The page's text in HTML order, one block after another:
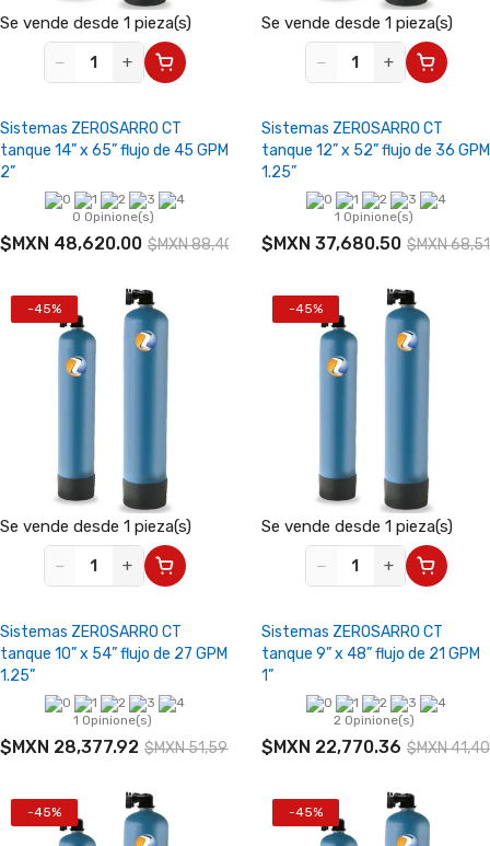
Se vende desde 1 pieza(s)
−
+
Sistemas ZEROSARRO CT
tanque 14” x 65” flujo de 45 GPM
2”
0 Opinione(s)
$MXN 48,620.00 $MXN 88,400.00
Se vende desde 1 pieza(s)
−
+
Sistemas ZEROSARRO CT
tanque 12” x 52” flujo de 36 GPM
1.25”
1 Opinione(s)
$MXN 37,680.50 $MXN
-45%
Se vende desde 1 pieza(s)
−
+
Sistemas ZEROSARRO CT
tanque 10” x 54” flujo de 27 GPM
1.25”
1 Opinione(s)
$MXN 28,377.92 $MXN 51,596.22
-45%
Se vende desde 1 pieza(s)
−
+
Sistemas ZEROSARRO CT
tanque 9” x 48” flujo de 21 GPM
1”
2 Opinione(s)
$MXN 22,770.36 $MXN
-45% -45%